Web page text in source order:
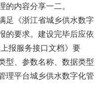
内容分享一二。
《浙江省城乡供水数字
的要求。建设完毕后应依
报服务接口文档》要
型、参数名称、数据类型
理平台城乡供水数字化管